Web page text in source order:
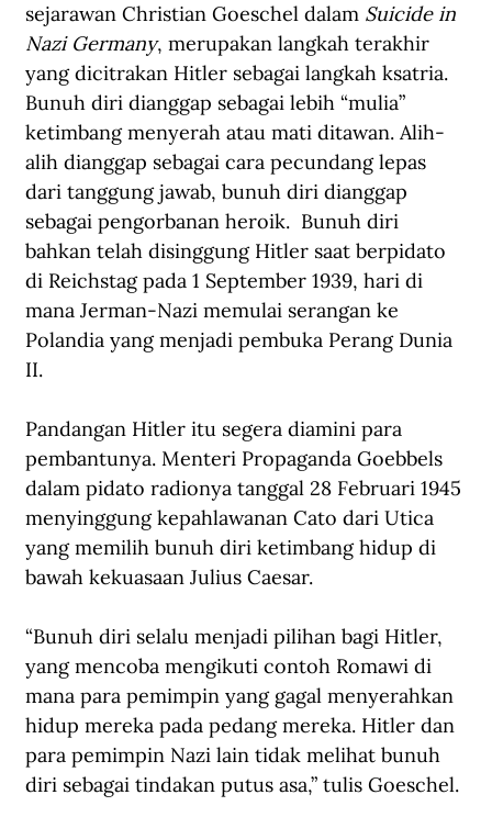
sejarawan Christian Goeschel dalam Suicide in
Nazi Germany, merupakan langkah terakhir
yang dicitrakan Hitler sebagai langkah ksatria.
Bunuh diri dianggap sebagai lebih “mulia”
ketimbang menyerah atau mati ditawan. Alih-
alih dianggap sebagai cara pecundang lepas
dari tanggung jawab, bunuh diri dianggap
sebagai pengorbanan heroik.  Bunuh diri
bahkan telah disinggung Hitler saat berpidato
di Reichstag pada 1 September 1939, hari di
mana Jerman-Nazi memulai serangan ke
Polandia yang menjadi pembuka Perang Dunia
II.
Pandangan Hitler itu segera diamini para
pembantunya. Menteri Propaganda Goebbels
dalam pidato radionya tanggal 28 Februari 1945
menyinggung kepahlawanan Cato dari Utica
yang memilih bunuh diri ketimbang hidup di
bawah kekuasaan Julius Caesar.
“Bunuh diri selalu menjadi pilihan bagi Hitler,
yang mencoba mengikuti contoh Romawi di
mana para pemimpin yang gagal menyerahkan
hidup mereka pada pedang mereka. Hitler dan
para pemimpin Nazi lain tidak melihat bunuh
diri sebagai tindakan putus asa,” tulis Goeschel.